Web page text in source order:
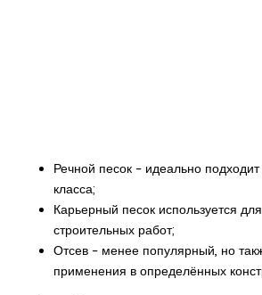
Речной песок – идеально
класса;
Карьерный песок используется
строительных работ;
Отсев – менее популярный, но
применения в определённых